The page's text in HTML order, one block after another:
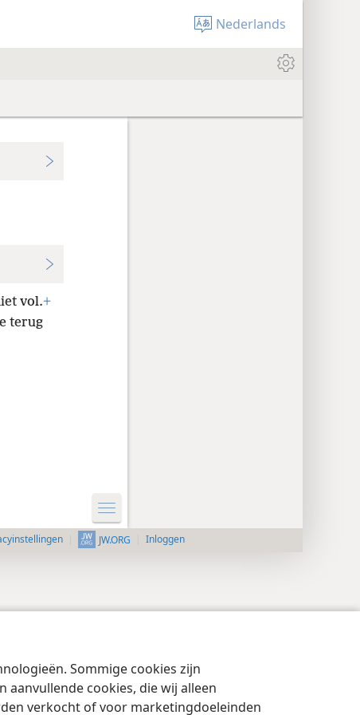
Sommige cookies zijn
cookies, die wij alleen
verkocht of voor marketingdoeleinden
Nederlands
vol.+
terug
JW.ORG Inloggen